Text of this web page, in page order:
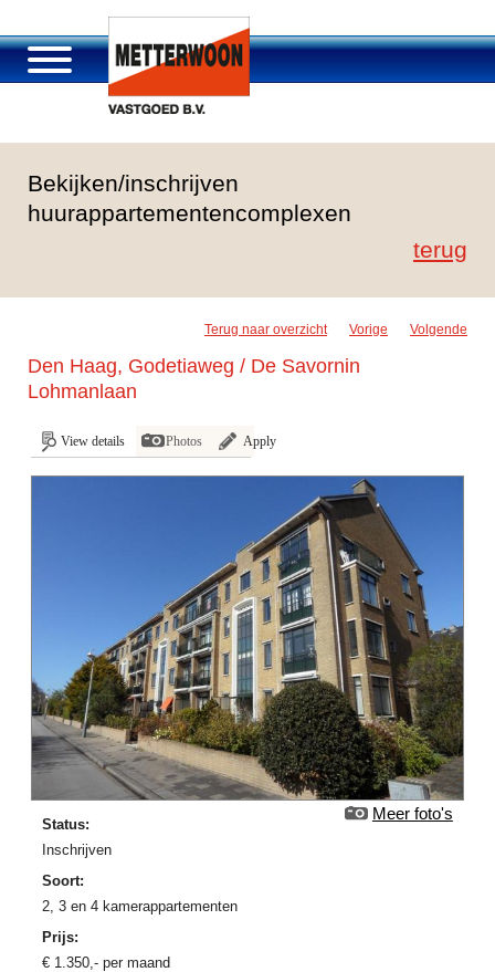
Portfolio
Roosendaal Passage
Bekijken/inschrijven
huurappartementencomplexen
terug
Terug naar overzicht Vorige Volgende
Den Haag, Godetiaweg / De Savornin
Lohmanlaan
View details Photos Apply
Meer foto's
Status:
Inschrijven
Soort:
2, 3 en 4 kamerappartementen
Prijs:
€ 1.350,- per maand